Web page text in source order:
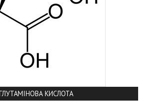
КИСЛОТА